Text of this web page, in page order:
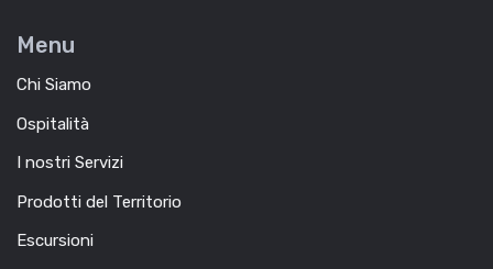
Menu
Chi Siamo
Ospitalità
I nostri Servizi
Prodotti del Territorio
Escursioni